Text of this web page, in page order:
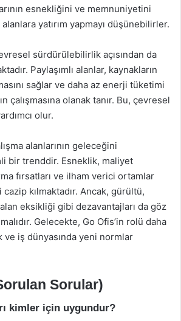
esnekliğini ve memnuniyetini
yatırım yapmayı düşünebilirler.
sürdürülebilirlik açısından da
Paylaşımlı alanlar, kaynakların
sağlar ve daha az enerji tüketimi
çalışmasına olanak tanır. Bu, çevresel
olur.
alanlarının geleceğini
bir trenddir. Esneklik, maliyet
fırsatları ve ilham verici ortamlar
kılmaktadır. Ancak, gürültü,
eksikliği gibi dezavantajları da göz
Gelecekte, Go Ofis’in rolü daha
ve iş dünyasında yeni normlar
Sorular)
kimler için uygundur?